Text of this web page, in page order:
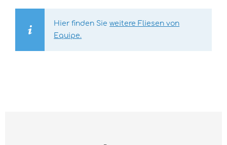
Hier finden Sieweitere Fliesen von
Equipe.